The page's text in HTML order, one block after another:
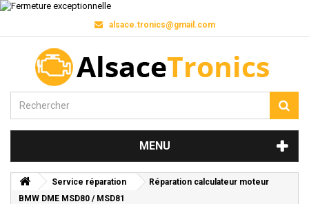
alsace.tronics@gmail.com
MENU
Service réparation
Réparation calculateur moteur
BMW DME MSD80 / MSD81